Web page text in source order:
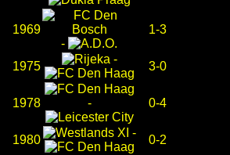
1969
-
1-3
1975
-
3-0
1978 - 0-4
1980
-
0-2